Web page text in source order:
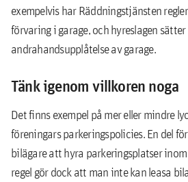
exempelvis har Räddningstjänsten
förvaring i garage, och hyreslagen
andrahandsupplåtelse av garage.
Tänk igenom villkoren noga
Det finns exempel på mer eller mindre
föreningars parkeringspolicies. En del
bilägare att hyra parkeringsplatser
regel gör dock att man inte kan leasa